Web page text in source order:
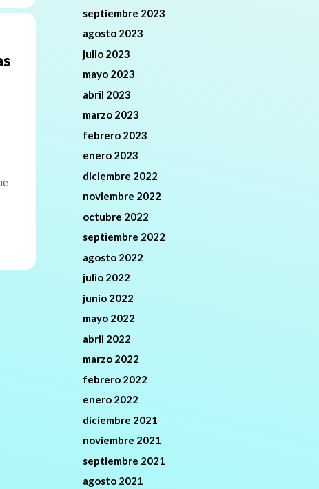
septiembre 2023
agosto 2023
julio 2023
mayo 2023
abril 2023
marzo 2023
febrero 2023
enero 2023
diciembre 2022
noviembre 2022
octubre 2022
septiembre 2022
agosto 2022
julio 2022
junio 2022
mayo 2022
abril 2022
marzo 2022
febrero 2022
enero 2022
diciembre 2021
noviembre 2021
septiembre 2021
agosto 2021